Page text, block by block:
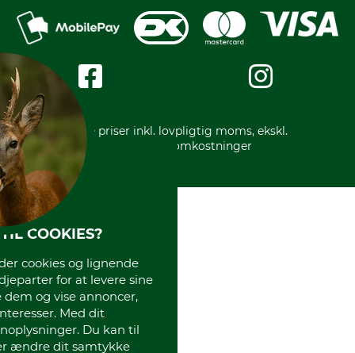
Privatlivspolitik
Handelsbetingelser
Impressum
Gratis returlabel
Mobile Pay
Kreditkort
Karriere
Messe datoer
Om os
International
* Alle priser inkl. lovpligtig moms, ekskl.
forsendelsesomkostninger
COOKIES?
cookies og lignende
for at levere sine
og vise annoncer,
Med dit
Du kan til
ændre dit samtykke